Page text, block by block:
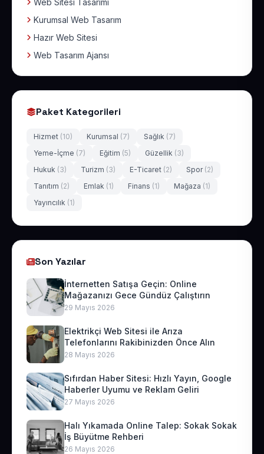
Web Sitesi Tasarımı
Kurumsal Web Tasarım
Hazır Web Sitesi
Web Tasarım Ajansı
Paket Kategorileri
Hizmet (10) Kurumsal (7) Sağlık (7)
Yeme-İçme (7) Eğitim (5) Güzellik (3)
Hukuk (3) Turizm (3) E-Ticaret (2) Spor (2)
Tanıtım (2) Emlak (1) Finans (1) Mağaza (1)
Yayıncılık (1)
Son Yazılar
İnternetten Satışa Geçin: Online
Mağazanızı Gece Gündüz Çalıştırın
29 Mayıs 2026
Elektrikçi Web Sitesi ile Arıza
Telefonlarını Rakibinizden Önce Alın
28 Mayıs 2026
Sıfırdan Haber Sitesi: Hızlı Yayın, Google
Haberler Uyumu ve Reklam Geliri
27 Mayıs 2026
Halı Yıkamada Online Talep: Sokak Sokak
İş Büyütme Rehberi
26 Mayıs 2026